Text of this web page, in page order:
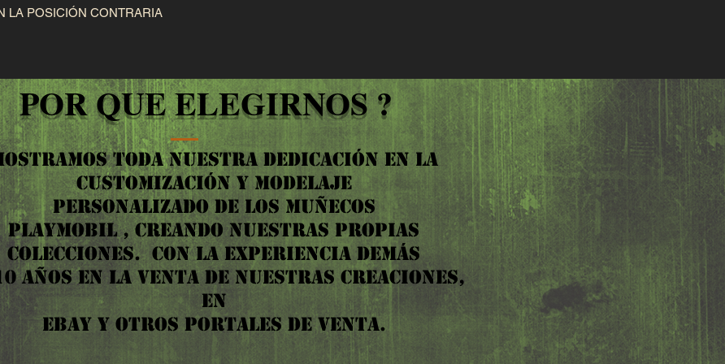
LA POSICIÓN CONTRARIA
POR QUE ELEGIRNOS ?
TODA NUESTRA DEDICACIÓN EN LA
CUSTOMIZACIÓN Y MODELAJE
PERSONALIZADO DE LOS MUÑECOS
PLAYMOBIL , CREANDO NUESTRAS PROPIAS
COLECCIONES. ​ CON LA EXPERIENCIA DEMÁS
AÑOS EN LA VENTA DE NUESTRAS CREACIONES,
EN
EBAY Y OTROS PORTALES DE VENTA.